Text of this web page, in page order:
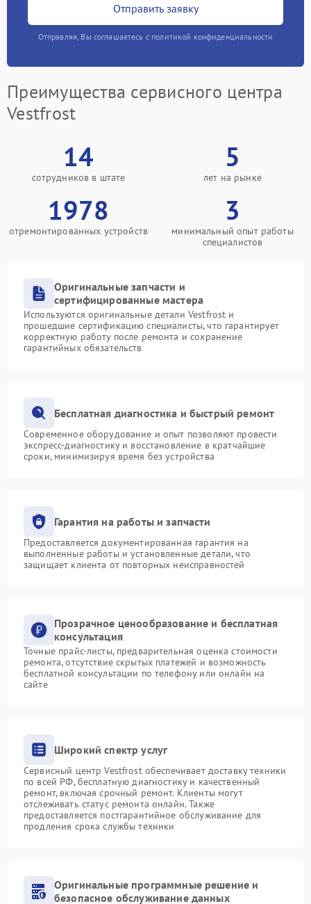
Отправить заявку
Отправляя, Вы соглашаетесь с политикой конфиденциальности
Преимущества сервисного центра
Vestfrost
14
сотрудников в штате
5
лет на рынке
1978
отремонтированных устройств
3
минимальный опыт работы
специалистов
Оригинальные запчасти и
сертифицированные мастера
Используются оригинальные детали Vestfrost и
прошедшие сертификацию специалисты, что гарантирует
корректную работу после ремонта и сохранение
гарантийных обязательств
Бесплатная диагностика и быстрый ремонт
Современное оборудование и опыт позволяют провести
экспресс-диагностику и восстановление в кратчайшие
сроки, минимизируя время без устройства
Гарантия на работы и запчасти
Предоставляется документированная гарантия на
выполненные работы и установленные детали, что
защищает клиента от повторных неисправностей
Прозрачное ценообразование и бесплатная
консультация
Точные прайс-листы, предварительная оценка стоимости
ремонта, отсутствие скрытых платежей и возможность
бесплатной консультации по телефону или онлайн на
сайте
Широкий спектр услуг
Сервисный центр Vestfrost обеспечивает доставку техники
по всей РФ, бесплатную диагностику и качественный
ремонт, включая срочный ремонт. Клиенты могут
отслеживать статус ремонта онлайн. Также
предоставляется постгарантийное обслуживание для
продления срока службы техники
Оригинальные программные решение и
безопасное обслуживание данных